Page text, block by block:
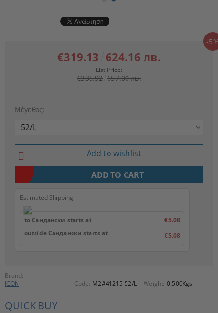
Brand:
ICON
Code: M2#41215-52/L Weight: 0.500Kgs
QUICK BUY
-
€319.13 624.16 лв.
List Price:
€335.92 657.00 лв.
Μέγεθος:
Add to wishlist
Estimated Shipping
to Сандански starts at
€5.08
outside Сандански starts at
€5.08